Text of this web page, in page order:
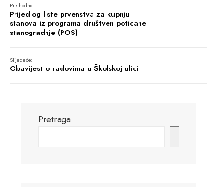
Prethodno:
Prijedlog liste prvenstva za kupnju
stanova iz programa društven poticane
stanogradnje (POS)
Slijedeće:
Obavijest o radovima u Školskoj ulici
Pretraga